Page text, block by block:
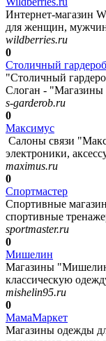
Интернет-магазин
для женщин,
wildberries.ru
0
Столичный гардероб
"Столичный
Слоган - "Магазины
s-garderob.ru
0
Максимус
Салоны связи
электроники,
maximus.ru
0
Спортмастер
Спортивные
спортивные
sportmaster.ru
0
Мишелин
Магазины
классическую
mishelin95.ru
0
МамаМаркет
Магазины одежды